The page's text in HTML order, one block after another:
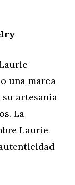
una marca
artesanía
La
Laurie